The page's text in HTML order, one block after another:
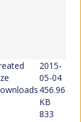
2015-
05-04
456.96
KB
833